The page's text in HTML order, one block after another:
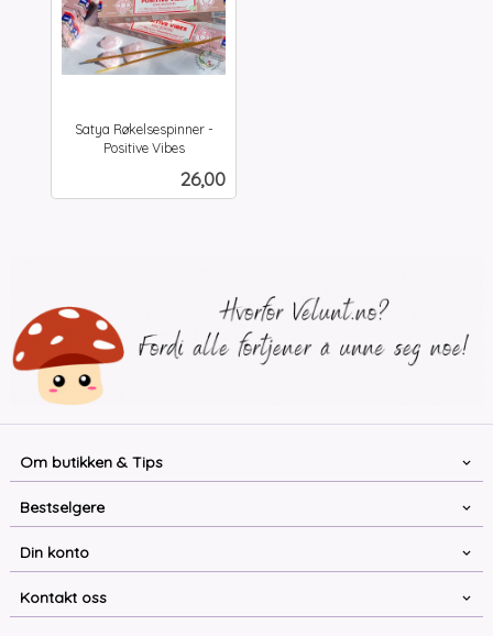
Satya Røkelsespinner -
Positive Vibes
Pris
26,00
Om butikken & Tips
Bestselgere
Din konto
Kontakt oss